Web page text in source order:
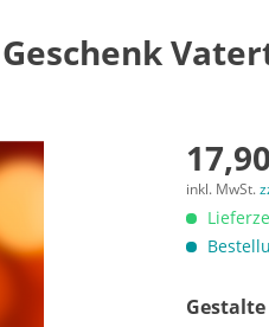
inkl. MwSt.